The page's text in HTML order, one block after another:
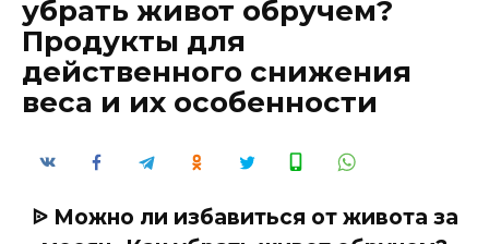
убрать живот обручем?
Продукты для
действенного снижения
веса и их особенности
ᐉ Можно ли избавиться от живота за